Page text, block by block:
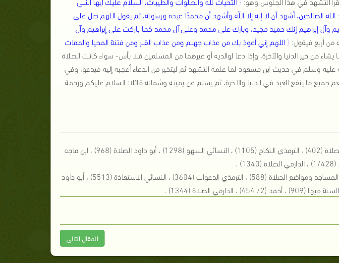
الله الصالحين، أشهد أن لا إله إلا اللّه وأشهد أن محمدًا عبده ورسوله، ثم يقول اللهم صل على
إبراهيم إنك حميد مجيد، وبارك على محمد وعلى آل محمد كما باركت على إبراهيم وآل
من أربع فيقول: { اللهم إني أعوذ بك من عذاب جهنم ومن عذاب القبر ومن فتنة المحيا والممات
من خير الدنيا والآخرة، وإذا دعا لوالديه أو غيرهما من المسلمين فلا بأس- سواء كانت الصلاة
عليه وسلم في حديث ابن مسعود لما علمه التشهد ثم ليتخير من الدعاء أعجبه إليه فيدعو، وفي
جميع ما ينفع العبد في الدنيا والآخرة، ثم يسلم عن يمينه وشماله قائلا: السلام عليكم ورحمة
) البخاري الأذان (797) ، مسلم الصلاة (402) ، الترمذي النكاح (1105) ، النسائي السهو (1298) ، أبو داود الصلاة (968) ، ابن ماجه
) البخاري الجنائز (1311) ، مسلم المساجد ومواضع الصلاة (588) ، الترمذي الدعوات (3604) ، النسائي الاستعاذة (5513) ، أبو داود
المقال التالى